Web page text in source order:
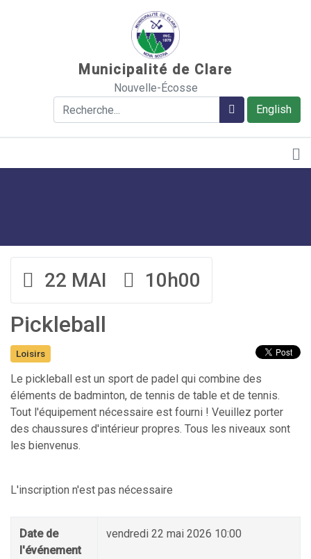
Municipalité de Clare
Nouvelle-Écosse
English
Rechercher Rechercher
22 MAI 10h00
Pickleball
Loisirs
Le pickleball est un sport de padel qui combine des
éléments de badminton, de tennis de table et de tennis.
Tout l'équipement nécessaire est fourni ! Veuillez porter
des chaussures d'intérieur propres. Tous les niveaux sont
les bienvenus.
L'inscription n'est pas nécessaire
Date de
l'événement
vendredi 22 mai 2026 10:00